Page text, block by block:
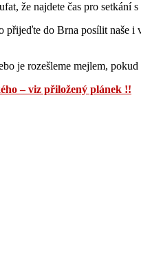
že najdete čas pro setkání
do Brna posílit naše
je rozešleme mejlem, pokud
– viz přiložený plánek !!